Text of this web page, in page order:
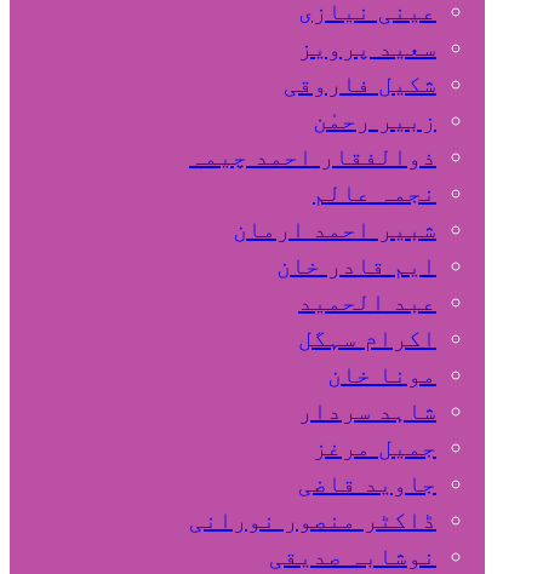
عینی نیازی
سعید پرویز
شکیل فاروقی
زبیر رحمٰن
ذوالفقار احمد چیمہ
نجمہ عالم
شبیر احمد ارمان
ایم قادر خان
عبد الحمید
اکرام سہگل
مونا خان
شاہد سردار
جمیل مرغز
جاوید قاضی
ڈاکٹر منصور نورانی
نوشابہ صدیقی